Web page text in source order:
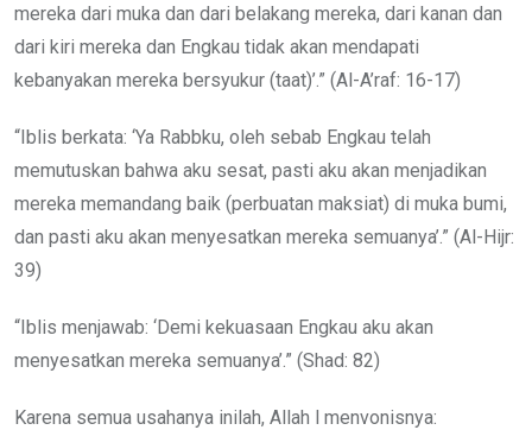
mereka dari muka dan dari belakang mereka, dari kanan dan
dari kiri mereka dan Engkau tidak akan mendapati
kebanyakan mereka bersyukur (taat)’.” (Al-A’raf: 16-17)
“Iblis berkata: ‘Ya Rabbku, oleh sebab Engkau telah
memutuskan bahwa aku sesat, pasti aku akan menjadikan
mereka memandang baik (perbuatan maksiat) di muka bumi,
dan pasti aku akan menyesatkan mereka semuanya’.” (Al-Hijr:
39)
“Iblis menjawab: ‘Demi kekuasaan Engkau aku akan
menyesatkan mereka semuanya’.” (Shad: 82)
Karena semua usahanya inilah, Allah l menvonisnya: